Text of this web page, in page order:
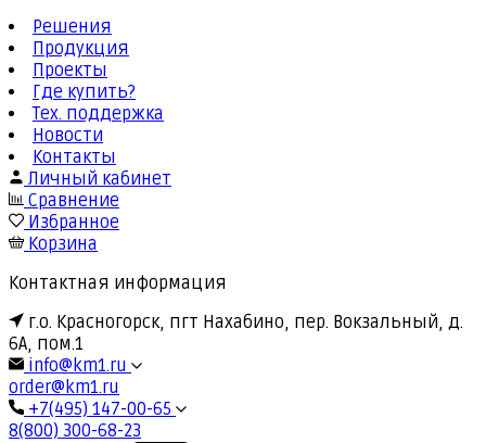
Решения
Продукция
Проекты
Где купить?
Тех. поддержка
Новости
Контакты
Личный кабинет
Сравнение
Избранное
Корзина
Контактная информация
г.о. Красногорск, пгт Нахабино, пер. Вокзальный, д.
6А, пом.1
info@km1.ru
order@km1.ru
+7(495) 147-00-65
8(800) 300-68-23